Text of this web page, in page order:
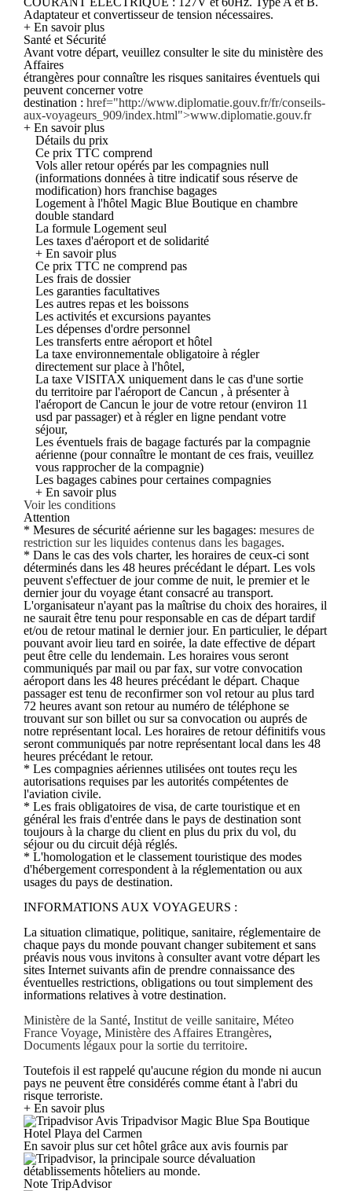
Adaptateur et convertisseur de tension nécessaires.
+ En savoir plus
Santé et Sécurité
Avant votre départ, veuillez consulter le site du ministère des
Affaires
étrangères pour connaître les risques sanitaires éventuels qui
peuvent concerner votre
destination : href="http://www.diplomatie.gouv.fr/fr/conseils-
aux-voyageurs_909/index.html">www.diplomatie.gouv.fr
+ En savoir plus
Détails du prix
Ce prix TTC comprend
Vols aller retour opérés par les compagnies null
(informations données à titre indicatif sous réserve de
modification) hors franchise bagages
Logement à l'hôtel Magic Blue Boutique en chambre
double standard
La formule Logement seul
Les taxes d'aéroport et de solidarité
+ En savoir plus
Ce prix TTC ne comprend pas
Les frais de dossier
Les garanties facultatives
Les autres repas et les boissons
Les activités et excursions payantes
Les dépenses d'ordre personnel
Les transferts entre aéroport et hôtel
La taxe environnementale obligatoire à régler
directement sur place à l'hôtel,
La taxe VISITAX uniquement dans le cas d'une sortie
du territoire par l'aéroport de Cancun , à présenter à
l'aéroport de Cancun le jour de votre retour (environ 11
usd par passager) et à régler en ligne pendant votre
séjour,
Les éventuels frais de bagage facturés par la compagnie
aérienne (pour connaître le montant de ces frais, veuillez
vous rapprocher de la compagnie)
Les bagages cabines pour certaines compagnies
+ En savoir plus
Voir les conditions
Attention
* Mesures de sécurité aérienne sur les bagages: mesures de
restriction sur les liquides contenus dans les bagages.
* Dans le cas des vols charter, les horaires de ceux-ci sont
déterminés dans les 48 heures précédant le départ. Les vols
peuvent s'effectuer de jour comme de nuit, le premier et le
dernier jour du voyage étant consacré au transport.
L'organisateur n'ayant pas la maîtrise du choix des horaires, il
ne saurait être tenu pour responsable en cas de départ tardif
et/ou de retour matinal le dernier jour. En particulier, le départ
pouvant avoir lieu tard en soirée, la date effective de départ
peut être celle du lendemain. Les horaires vous seront
communiqués par mail ou par fax, sur votre convocation
aéroport dans les 48 heures précédant le départ. Chaque
passager est tenu de reconfirmer son vol retour au plus tard
72 heures avant son retour au numéro de téléphone se
trouvant sur son billet ou sur sa convocation ou auprés de
notre représentant local. Les horaires de retour définitifs vous
seront communiqués par notre représentant local dans les 48
heures précédant le retour.
* Les compagnies aériennes utilisées ont toutes reçu les
autorisations requises par les autorités compétentes de
l'aviation civile.
* Les frais obligatoires de visa, de carte touristique et en
général les frais d'entrée dans le pays de destination sont
toujours à la charge du client en plus du prix du vol, du
séjour ou du circuit déjà réglés.
* L'homologation et le classement touristique des modes
d'hébergement correspondent à la réglementation ou aux
usages du pays de destination.
INFORMATIONS AUX VOYAGEURS :
La situation climatique, politique, sanitaire, réglementaire de
chaque pays du monde pouvant changer subitement et sans
préavis nous vous invitons à consulter avant votre départ les
sites Internet suivants afin de prendre connaissance des
éventuelles restrictions, obligations ou tout simplement des
informations relatives à votre destination.
Ministère de la Santé, Institut de veille sanitaire, Méteo
France Voyage, Ministère des Affaires Etrangères,
Documents légaux pour la sortie du territoire.
Toutefois il est rappelé qu'aucune région du monde ni aucun
pays ne peuvent être considérés comme étant à l'abri du
risque terroriste.
+ En savoir plus
Avis Tripadvisor Magic Blue Spa Boutique
Hotel Playa del Carmen
En savoir plus sur cet hôtel grâce aux avis fournis par
, la principale source dévaluation
détablissements hôteliers au monde.
Note TripAdvisor